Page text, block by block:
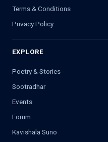
Terms & Conditions
Privacy Policy
EXPLORE
Poetry & Stories
Sootradhar
Events
Forum
Kavishala Suno